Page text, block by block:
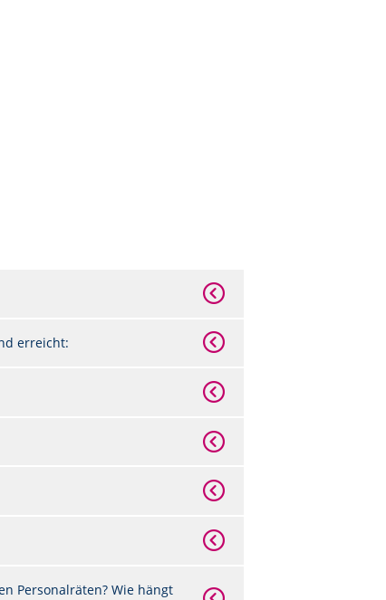
erreicht:
Personalräten? Wie hängt